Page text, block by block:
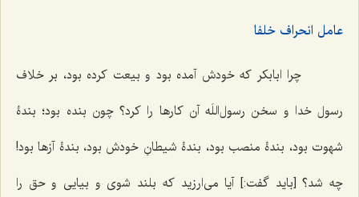
عامل انحراف خلفا
چرا ابابکر که خودش آمده بود و بیعت کرده بود، بر خلاف
رسول خدا و سخن رسول‌اللَه آن کارها را کرد؟ چون بنده بود؛ بندۀ
شهوت بود، بندۀ منصب بود، بندۀ شیطانِ خودش بود، بندۀ آزها بود!
چه شد؟ [باید گفت:] آیا می‌ارزید که بلند شوی و بیایی و حق را